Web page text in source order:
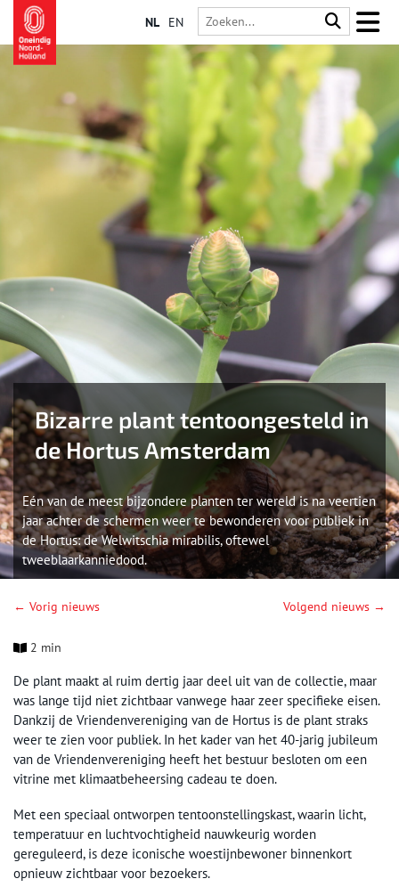
NL EN
Bizarre plant tentoongesteld in
de Hortus Amsterdam
Eén van de meest bijzondere planten ter wereld is na veertien
jaar achter de schermen weer te bewonderen voor publiek in
de Hortus: de Welwitschia mirabilis, oftewel
tweeblaarkanniedood.
← Vorig nieuws Volgend nieuws →
2 min
De plant maakt al ruim dertig jaar deel uit van de collectie, maar
was lange tijd niet zichtbaar vanwege haar zeer specifieke eisen.
Dankzij de Vriendenvereniging van de Hortus is de plant straks
weer te zien voor publiek. In het kader van het 40-jarig jubileum
van de Vriendenvereniging heeft het bestuur besloten om een
vitrine met klimaatbeheersing cadeau te doen.
Met een speciaal ontworpen tentoonstellingskast, waarin licht,
temperatuur en luchtvochtigheid nauwkeurig worden
gereguleerd, is deze iconische woestijnbewoner binnenkort
opnieuw zichtbaar voor bezoekers.